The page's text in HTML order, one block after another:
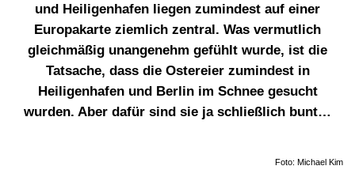
und Heiligenhafen liegen zumindest auf einer
Europakarte ziemlich zentral. Was vermutlich
gleichmäßig unangenehm gefühlt wurde, ist die
Tatsache, dass die Ostereier zumindest in
Heiligenhafen und Berlin im Schnee gesucht
wurden. Aber dafür sind sie ja schließlich bunt…
Foto: Michael Kim